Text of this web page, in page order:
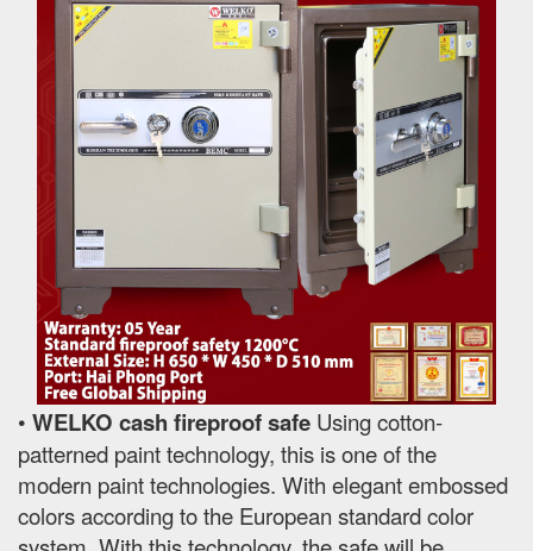
• WELKO cash fireproof safe Using cotton-
patterned paint technology, this is one of the
modern paint technologies. With elegant embossed
colors according to the European standard color